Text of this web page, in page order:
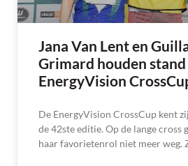
Jana Van Lent en
Grimard houden
EnergyVision
De EnergyVision CrossCup kent
de 42ste editie. Op de lange cross
haar favorietenrol niet meer weg.